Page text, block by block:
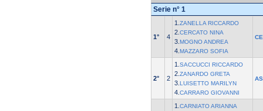
Serie n° 1
1° 4
1. ZANELLA RICCARDO
2. CERCATO NINA
3. MOGNO ANDREA
4. MAZZARO SOFIA
2° 2
1. SACCUCCI RICCARDO
2. ZANARDO GRETA
3. LUISETTO MARILYN
4. CARRARO GIOVANNI
1. CARNIATO ARIANNA